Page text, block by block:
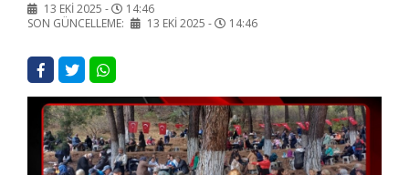
13 EKI 2025 -
14:46
SON GÜNCELLEME:
13 EKI 2025 - 14:46